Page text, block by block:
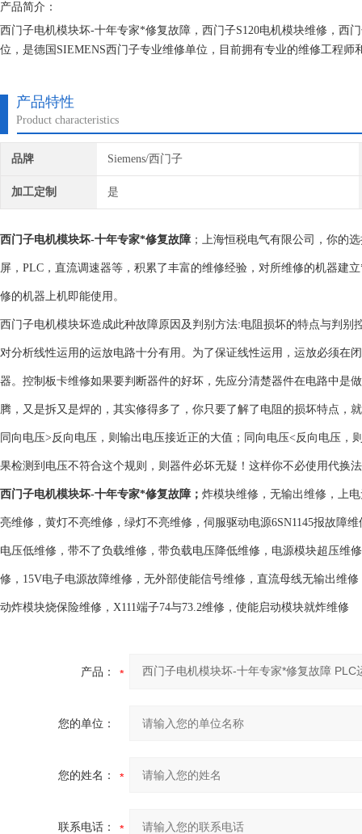
产品简介：
西门子电机模块坏-十年专家*修复故障，西门子S120电机模块维修，西
位，是德国SIEMENS西门子专业维修单位，目前拥有专业的维修工程
产品特性
Product characteristics
品牌 Siemens/西门子
加工定制 是
西门子电机模块坏-十年专家*修复故障 ；上海恒税电气有限公司，你的
屏，PLC，直流调速器等，积累了丰富的维修经验，对所维修的机器建
修的机器上机即能使用。
西门子电机模块坏造成此种故障原因及判别方法:电阻损坏的特点与判别
对分析线性运用的运放电路十分有用。为了保证线性运用，运放必须在
器。控制板卡维修如果要判断器件的好坏，先应分清楚器件在电路中是
腾，又是拆又是焊的，其实修得多了，你只要了解了电阻的损坏特点，
同向电压>反向电压，则输出电压接近正的大值；同向电压<反向电压
果检测到电压不符合这个规则，则器件必坏无疑！这样你不必使用代换
西门子电机模块坏-十年专家*修复故障 ； 炸模块维修，无输出维修，上
亮维修，黄灯不亮维修，绿灯不亮维修，伺服驱动电源6SN1145报故障
电压低维修，带不了负载维修，带负载电压降低维修，电源模块超压维
修，15V电子电源故障维修，无外部使能信号维修，直流母线无输出维
动炸模块烧保险维修，X111端子74与73.2维修，使能启动模块就炸维修
产品：
您的单位：
您的姓名：
联系电话：